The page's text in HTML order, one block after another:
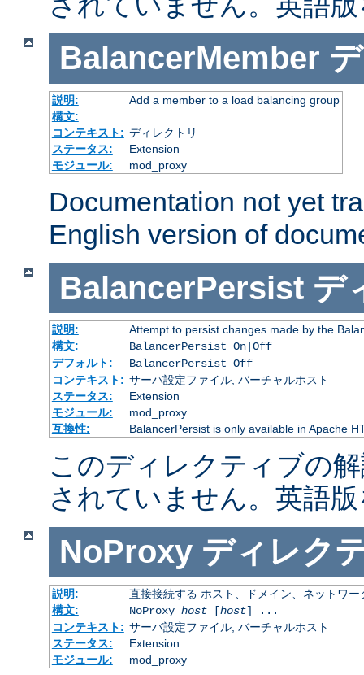
BalancerMember
説明:
Add a member to a load balancing group
構文:
コンテキスト: ディレクトリ
ステータス:
Extension
モジュール:
mod_proxy
Documentation not yet
English version of
BalancerPersist デ
説明:
Attempt to persist changes made by the
構文:
BalancerPersist On|Off
デフォルト:
BalancerPersist Off
コンテキスト: サーバ設定ファイル, バーチャルホスト
ステータス:
Extension
モジュール:
mod_proxy
互換性:
BalancerPersist is only available in Apache
このディレクティブの
されていません。英語
NoProxy ディレク
説明:
直接接続する ホスト、ドメイン、ネットワー
構文:
NoProxy host[host] ...
コンテキスト: サーバ設定ファイル, バーチャルホスト
ステータス:
Extension
モジュール:
mod_proxy